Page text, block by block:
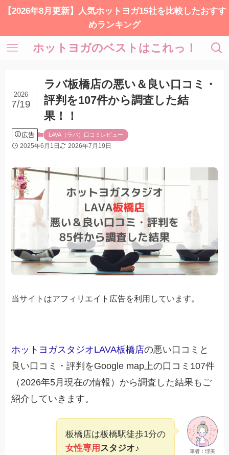
【2026年8月更新】人気ホットヨガ15社を比較したおすす
めランキング
ホットヨガのベストはこれっ！
ラバ板橋店の悪い＆良い口コミ・
評判を107件から調査した結
果！！
2026
7/19
広告 LAVA（ラバ）口コミレビュー
2025年6月1日 2026年7月19日
当サイトはアフィリエイト広告を利用しています。
ホットヨガスタジオLAVA板橋店の悪い口コミと
良い口コミ・評判をGoogle map上の口コミ107件
（2026年5月現在の情報）から調査した結果もご
紹介していきます。
筆者：理美
板橋店は板橋駅徒歩1分の
女性専用 スタジオ♪